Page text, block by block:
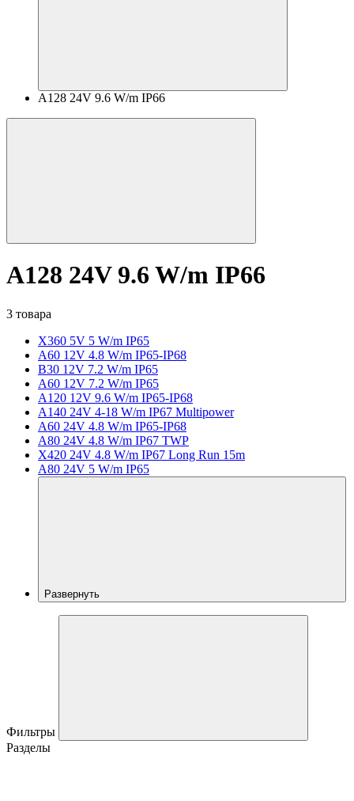
A128 24V 9.6 W/m IP66
A128 24V 9.6 W/m IP66
3 товара
X360 5V 5 W/m IP65
A60 12V 4.8 W/m IP65-IP68
B30 12V 7.2 W/m IP65
A60 12V 7.2 W/m IP65
A120 12V 9.6 W/m IP65-IP68
A140 24V 4-18 W/m IP67 Multipower
A60 24V 4.8 W/m IP65-IP68
A80 24V 4.8 W/m IP67 TWP
X420 24V 4.8 W/m IP67 Long Run 15m
A80 24V 5 W/m IP65
Развернуть
Фильтры
Разделы